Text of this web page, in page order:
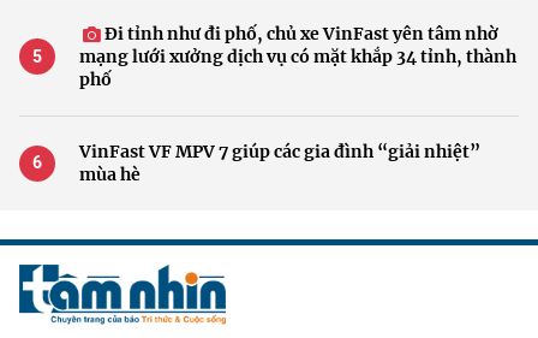
Đi tỉnh như đi phố, chủ xe VinFast yên tâm nhờ
mạng lưới xưởng dịch vụ có mặt khắp 34 tỉnh, thành
phố
VinFast VF MPV 7 giúp các gia đình “giải nhiệt”
mùa hè